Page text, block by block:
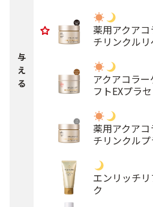
与
え
る
薬用アクア
チリンクル
アクアコラ
フトEXプラ
薬用アクア
チリンクル
エンリッチ
ク